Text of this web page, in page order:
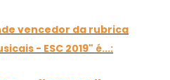
vencedor da rubrica
- ESC 2019" é...: